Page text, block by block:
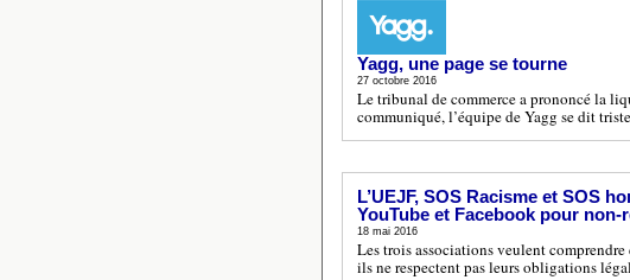
Yagg, une page se tourne
27 octobre 2016
Le tribunal de commerce a prononcé la
communiqué, l’équipe de Yagg se dit
L’UEJF, SOS Racisme et SOS
YouTube et Facebook pour
18 mai 2016
Les trois associations veulent
ils ne respectent pas leurs obligations